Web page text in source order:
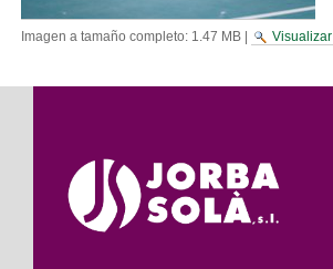
Imagen a tamaño completo: 1.47 MB | Visualizar